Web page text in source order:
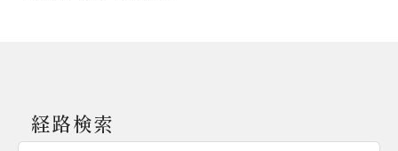
経路検索